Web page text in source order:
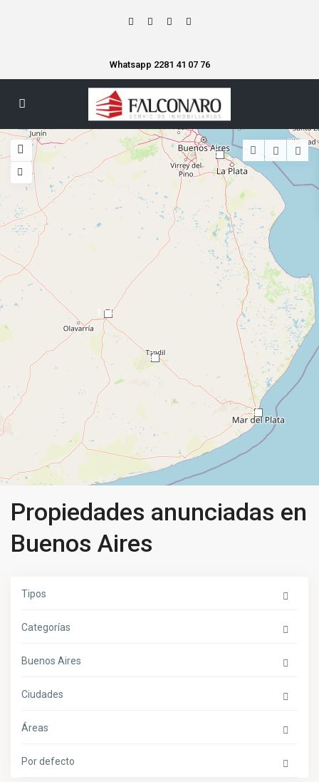
Whatsapp 2281 41 07 76
5
2
2
114
Propiedades anunciadas en
Buenos Aires
Tipos
Categorías
Buenos Aires
Ciudades
Áreas
Por defecto